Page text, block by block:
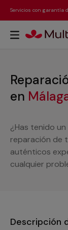
Servicios con garantía
en
¿Has tenido
reparación de
auténticos
cualquier
Descripción